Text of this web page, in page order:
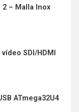
2 – Malla Inox
SDI/HDMI
ATmega32U4